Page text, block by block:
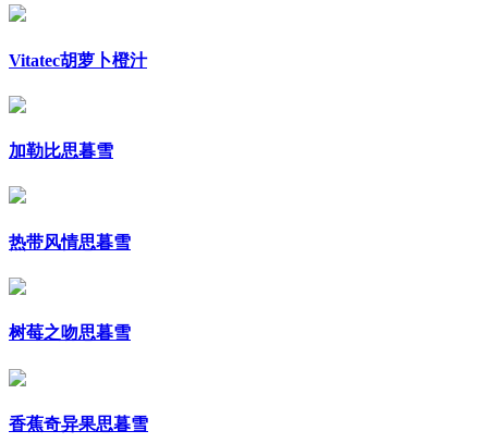
Vitatec胡萝卜橙汁
加勒比思暮雪
热带风情思暮雪
树莓之吻思暮雪
香蕉奇异果思暮雪